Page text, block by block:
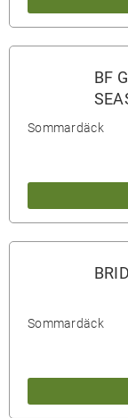
BF
Sommardäck
Sommardäck